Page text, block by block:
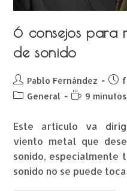
6 consejos para
de sonido
Pablo Fernández
General
9
Este artículo va
viento metal que
sonido, especialmente
sonido no se puede